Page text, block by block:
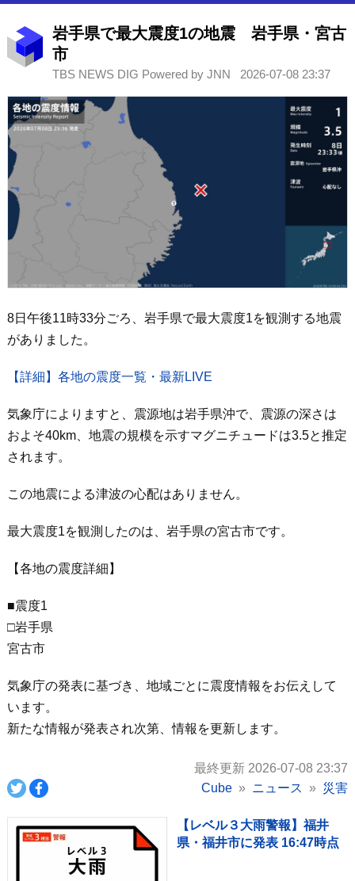
岩手県で最大震度1の地震 岩手県・宮古
市
TBS NEWS DIG Powered by JNN 2026-07-08 23:37
8日午後11時33分ごろ、岩手県で最大震度1を観測する地震
がありました。
【詳細】各地の震度一覧・最新LIVE
気象庁によりますと、震源地は岩手県沖で、震源の深さは
およそ40km、地震の規模を示すマグニチュードは3.5と推定
されます。
この地震による津波の心配はありません。
最大震度1を観測したのは、岩手県の宮古市です。
【各地の震度詳細】
■震度1
□岩手県
宮古市
気象庁の発表に基づき、地域ごとに震度情報をお伝えして
います。
新たな情報が発表され次第、情報を更新します。
最終更新 2026-07-08 23:37
Cube
ニュース 災害
【レベル３大雨警報】福井
県・福井市に発表 16:47時点